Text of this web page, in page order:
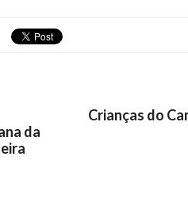
da
Crianças do